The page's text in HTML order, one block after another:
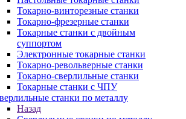
Токарно-винторезные станки
Токарно-фрезерные станки
Токарные станки с двойным
суппортом
Электронные токарные станки
Токарно-револьверные станки
Токарно-сверлильные станки
Токарные станки с ЧПУ
станки по металлу
Назад